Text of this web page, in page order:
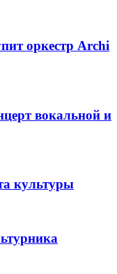
оркестр Archi
вокальной и
культуры